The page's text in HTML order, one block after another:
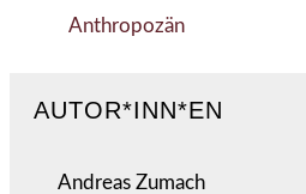
Anthropozän
AUTOR*INN*EN
Andreas Zumach